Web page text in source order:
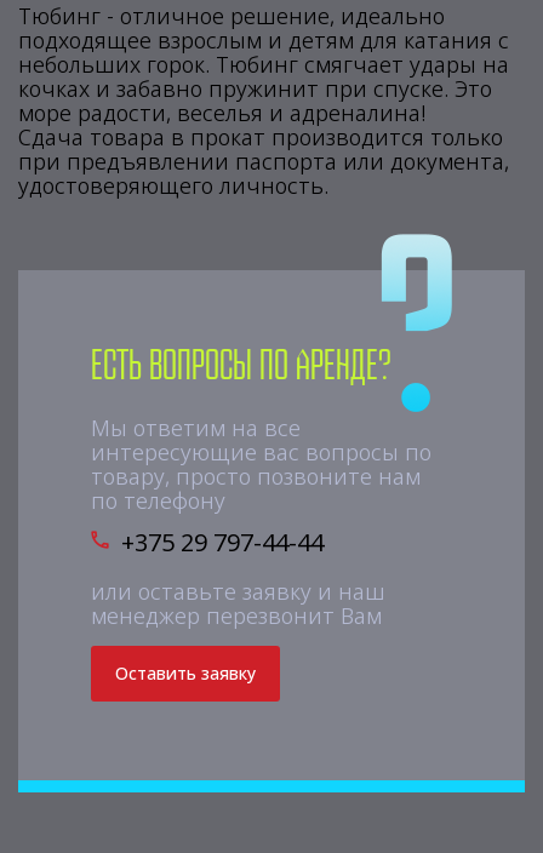
Тюбинг - отличное решение, идеально
подходящее взрослым и детям для катания с
небольших горок. Тюбинг смягчает удары на
кочках и забавно пружинит при спуске. Это
море радости, веселья и адреналина!
Сдача товара в прокат производится только
при предъявлении паспорта или документа,
удостоверяющего личность.
Есть вопросы по аренде?
Мы ответим на все
интересующие вас вопросы по
товару, просто позвоните нам
по телефону
+375 29 797-44-44
или оставьте заявку и наш
менеджер перезвонит Вам
Оставить заявку